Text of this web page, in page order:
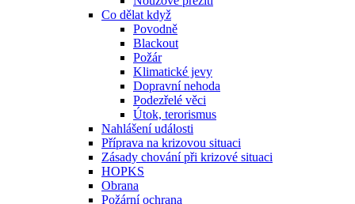
Co dělat když
Povodně
Blackout
Požár
Klimatické jevy
Dopravní nehoda
Podezřelé věci
Útok, terorismus
Nahlášení události
Příprava na krizovou situaci
Zásady chování při krizové situaci
HOPKS
Obrana
Požární ochrana